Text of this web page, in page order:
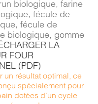
biologique, farine
fécule de
fécule de
biologique, gomme
LA
FOUR
(PDF)
un résultat optimal, ce
spécialement pour
dotées d’un cycle